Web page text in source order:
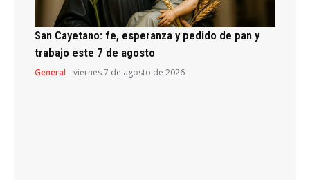
San Cayetano: fe, esperanza y pedido de pan y
trabajo este 7 de agosto
General viernes 7 de agosto de 2026